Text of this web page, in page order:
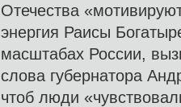
Отечества
энергия Раисы
масштабах России,
слова губернатора
чтоб люди